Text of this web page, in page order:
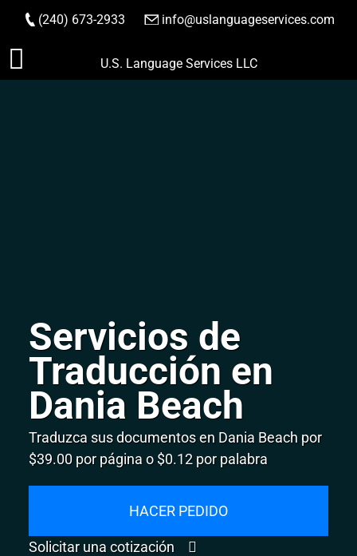
Saltar
(240) 673-2933 info@uslanguageservices.com
HACER PEDIDO
U.S. Language Services LLC
Servicios de
Traducción en
Dania Beach
Traduzca sus documentos en Dania Beach por
$39.00 por página o $0.12 por palabra
HACER PEDIDO
Solicitar una cotización